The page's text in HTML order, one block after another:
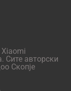
Сите авторски
Скопје